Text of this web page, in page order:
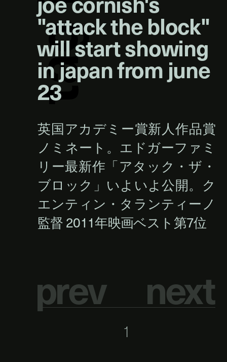
t
a
g
"attack the block"
will start showing
in japan from june
23
prev next
1